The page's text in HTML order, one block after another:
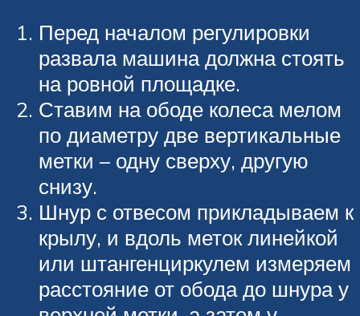
Перед началом регулировки
развала машина должна стоять
на ровной площадке.
Ставим на ободе колеса мелом
по диаметру две вертикальные
метки – одну сверху, другую
снизу.
Шнур с отвесом прикладываем к
крылу, и вдоль меток линейкой
или штангенциркулем измеряем
расстояние от обода до шнура у